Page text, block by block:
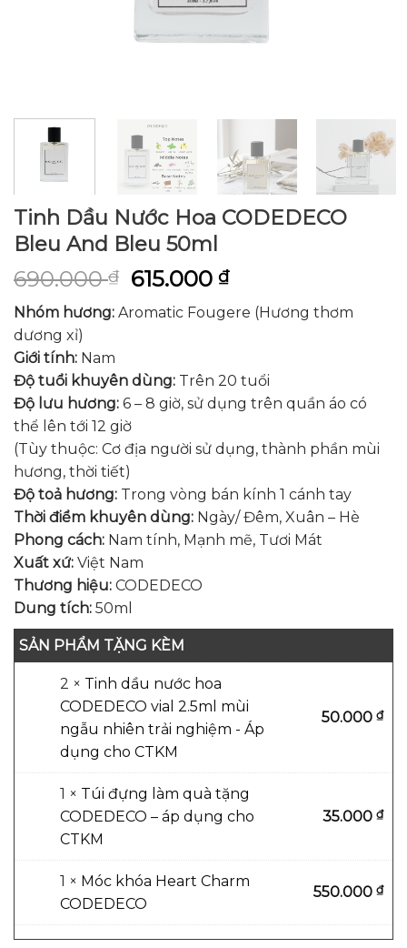
Tinh Dầu Nước Hoa CODEDECO
Bleu And Bleu 50ml
690.000₫ 615.000₫
Nhóm hương: Aromatic Fougere (Hương thơm
dương xỉ)
Giới tính: Nam
Độ tuổi khuyên dùng: Trên 20 tuổi
Độ lưu hương: 6 – 8 giờ, sử dụng trên quần áo có
thể lên tới 12 giờ
(Tùy thuộc: Cơ địa người sử dụng, thành phần mùi
hương, thời tiết)
Độ toả hương: Trong vòng bán kính 1 cánh tay
Thời điểm khuyên dùng: Ngày/ Đêm, Xuân – Hè
Phong cách: Nam tính, Mạnh mẽ, Tươi Mát
Xuất xứ: Việt Nam
Thương hiệu: CODEDECO
Dung tích: 50ml
SẢN PHẨM TẶNG KÈM
2 × Tinh dầu nước hoa
CODEDECO vial 2.5ml mùi
ngẫu nhiên trải nghiệm - Áp
dụng cho CTKM
50.000 ₫
1 × Túi đựng làm quà tặng
CODEDECO – áp dụng cho
CTKM
35.000 ₫
1 × Móc khóa Heart Charm
CODEDECO
550.000 ₫